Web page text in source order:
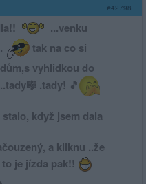
#42798
...venku
tak na co si
vyhlidkou do
.tady! 🎵
když jsem dala
a kliknu ..že
to je jízda pak!!